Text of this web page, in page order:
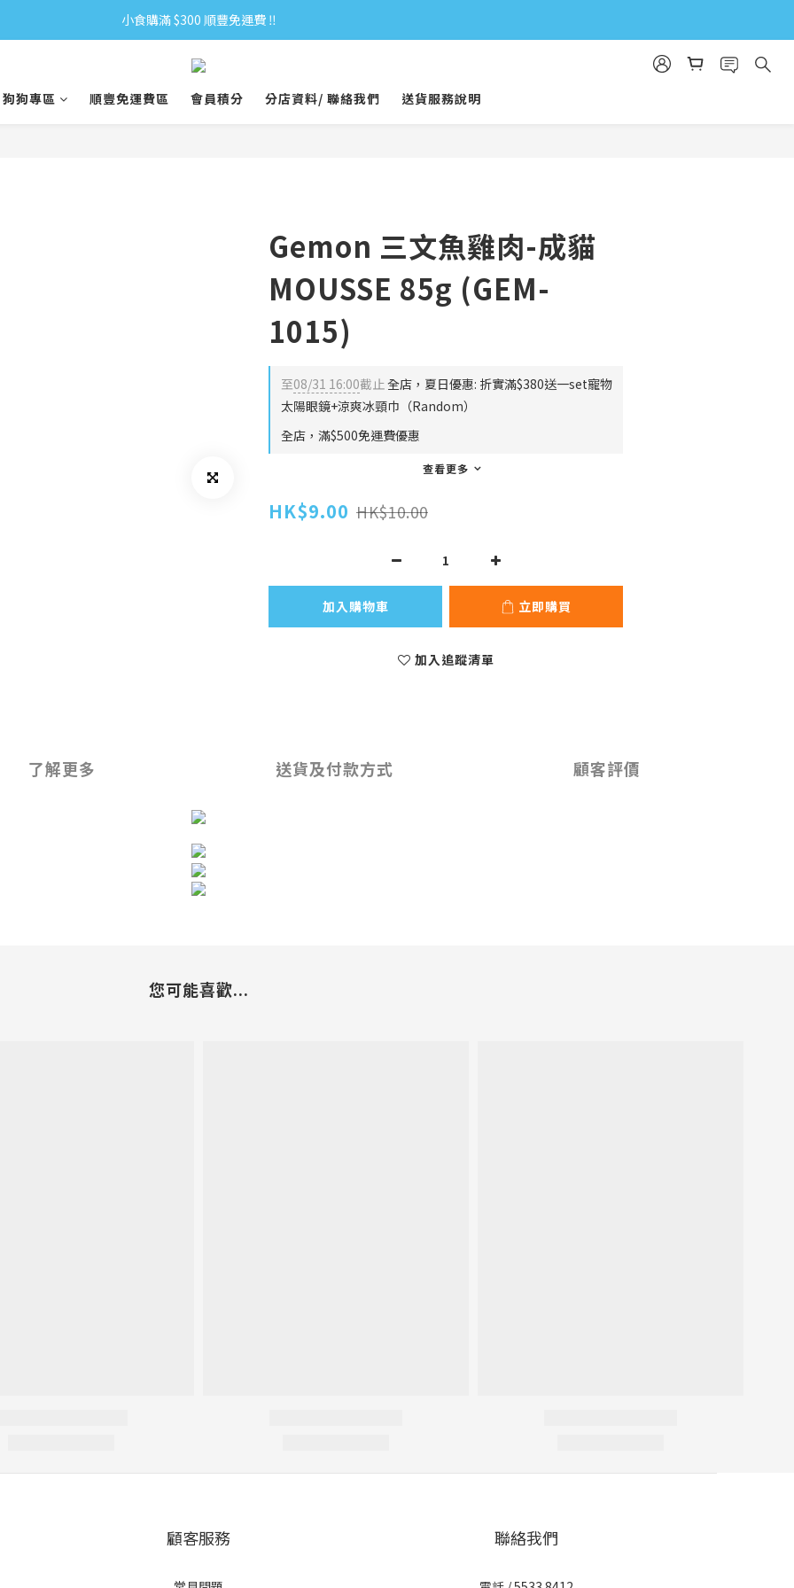
小食購滿 $300 順豐免運費 ‼
小食購滿 $300 順豐免運費 ‼
全單購滿 $500 免運費 ♥︎ 會員積分回贈 $1＝1Pt.
小食購滿 $300 順豐免運費 ‼
狗狗專區 順豐免運費區 會員積分 分店資料/ 聯絡我們 送貨服務說明
Gemon 三文魚雞肉-成貓
MOUSSE 85g (GEM-
1015)
至08/31 16:00截止全店，夏日優惠: 折實滿$380送一set寵物
太陽眼鏡+涼爽冰頸巾（Random）
全店，滿$500免運費優惠
查看更多
HK$9.00 HK$10.00
加入購物車 立即購買
加入追蹤清單
了解更多 送貨及付款方式 顧客評價
您可能喜歡...
顧客服務 聯絡我們